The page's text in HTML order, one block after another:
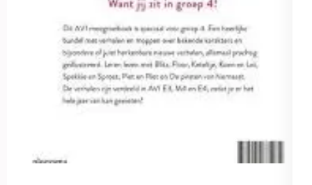
insectenfotografie